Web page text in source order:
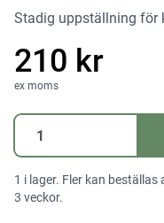
Stadig uppställning för
210 kr
ex moms
Spännsats
mängd
1 i lager. Fler kan
3 veckor.